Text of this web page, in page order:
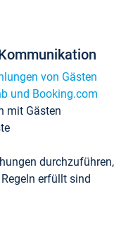
von Gästen
und Booking.com
mit Gästen
durchzuführen,
erfüllt sind